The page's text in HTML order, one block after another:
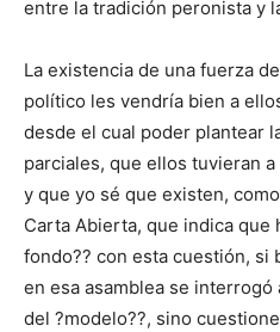
entre la tradición peronista y
La existencia de una fuerza
político les vendría bien a
desde el cual poder plantear
parciales, que ellos tuvieran
y que yo sé que existen,
Carta Abierta, que indica que
fondo?? con esta cuestión, si
en esa asamblea se
del ?modelo??, sino